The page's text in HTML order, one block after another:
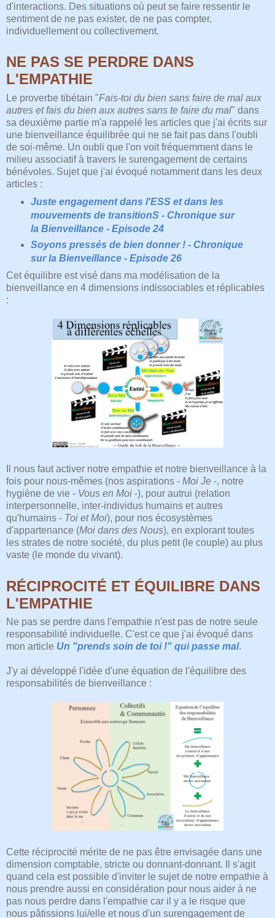
d'interactions. Des situations où peut se faire ressentir le
sentiment de ne pas exister, de ne pas compter,
individuellement ou collectivement.
NE PAS SE PERDRE DANS
L'EMPATHIE
Le proverbe tibétain "Fais-toi du bien sans faire de mal aux
autres et fais du bien aux autres sans te faire du mal" dans
sa deuxième partie m'a rappelé les articles que j'ai écrits sur
une bienveillance équilibrée qui ne se fait pas dans l'oubli
de soi-même. Un oubli que l'on voit fréquemment dans le
milieu associatif à travers le surengagement de certains
bénévoles. Sujet que j'ai évoqué notamment dans les deux
articles :
Juste engagement dans l'ESS et dans les
mouvements de transitionS - Chronique sur
la Bienveillance - Episode 24
Soyons pressés de bien donner ! - Chronique
sur la Bienveillance - Episode 26
Cet équilibre est visé dans ma modélisation de la
bienveillance en 4 dimensions indissociables et réplicables
:
Il nous faut activer notre empathie et notre bienveillance à la
fois pour nous-mêmes (nos aspirations - Moi Je -, notre
hygiène de vie - Vous en Moi -), pour autrui (relation
interpersonnelle, inter-individus humains et autres
qu'humains - Toi et Moi), pour nos écosystèmes
d'appartenance (Moi dans des Nous), en explorant toutes
les strates de notre société, du plus petit (le couple) au plus
vaste (le monde du vivant).
RÉCIPROCITÉ ET ÉQUILIBRE DANS
L'EMPATHIE
Ne pas se perdre dans l'empathie n'est pas de notre seule
responsabilité individuelle. C'est ce que j'ai évoqué dans
mon article Un "prends soin de toi !" qui passe mal.
J'y ai développé l'idée d'une équation de l'équilibre des
responsabilités de bienveillance :
Cette réciprocité mérite de ne pas être envisagée dans une
dimension comptable, stricte ou donnant-donnant. Il s'agit
quand cela est possible d'inviter le sujet de notre empathie à
nous prendre aussi en considération pour nous aider à ne
pas nous perdre dans l'empathie car il y a le risque que
nous pâtissions lui/elle et nous d'un surengagement de